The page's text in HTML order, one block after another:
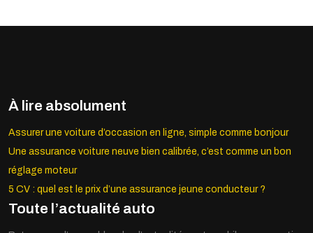
À lire absolument
Assurer une voiture d’occasion en ligne, simple comme bonjour
Une assurance voiture neuve bien calibrée, c’est comme un bon
réglage moteur
5 CV : quel est le prix d’une assurance jeune conducteur ?
Toute l’actualité auto